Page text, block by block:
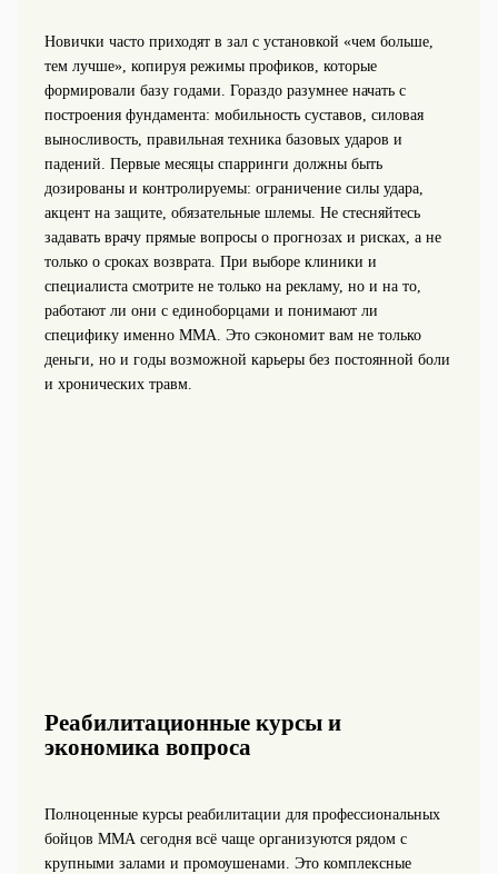
Новички часто приходят в зал с установкой «чем больше,
тем лучше», копируя режимы профиков, которые
формировали базу годами. Гораздо разумнее начать с
построения фундамента: мобильность суставов, силовая
выносливость, правильная техника базовых ударов и
падений. Первые месяцы спарринги должны быть
дозированы и контролируемы: ограничение силы удара,
акцент на защите, обязательные шлемы. Не стесняйтесь
задавать врачу прямые вопросы о прогнозах и рисках, а не
только о сроках возврата. При выборе клиники и
специалиста смотрите не только на рекламу, но и на то,
работают ли они с единоборцами и понимают ли
специфику именно ММА. Это сэкономит вам не только
деньги, но и годы возможной карьеры без постоянной боли
и хронических травм.
Реабилитационные курсы и
экономика вопроса
Полноценные курсы реабилитации для профессиональных
бойцов ММА сегодня всё чаще организуются рядом с
крупными залами и промоушенами. Это комплексные